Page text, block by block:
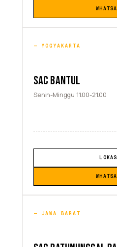
YOGYAKARTA
SAC BANTUL
Senin-Minggu 11.00-21.00
JAWA BARAT